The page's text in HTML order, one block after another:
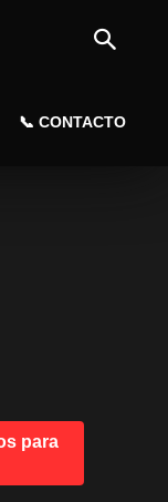
📞 CONTACTO
para